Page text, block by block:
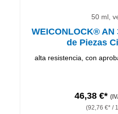
50 ml,
WEICONLOCK®
de Piezas
alta resistencia, con
46,38 €*
(92,76 €* /